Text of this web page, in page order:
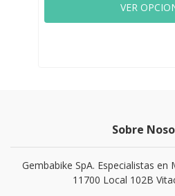
VER
Sobre
Gembabike SpA. Especialistas en
11700 Local 102B